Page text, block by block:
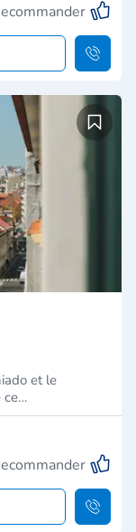
et le
ce…